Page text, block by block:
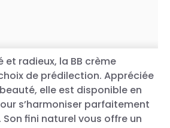
et radieux, la BB crème
de prédilection. Appréciée
elle est disponible en
s’harmoniser parfaitement
fini naturel vous offre un